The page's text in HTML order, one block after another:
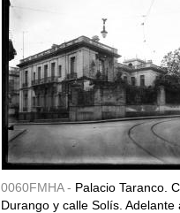
0060FMHA - Palacio Taranco.
Durango y calle Solís. Adelante